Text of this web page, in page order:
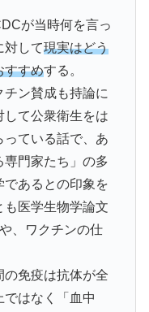
が当時何を言っ
対して現実はどう
すすめする。
ン賛成も持論に
て公衆衛生をは
っている話で、あ
専門家たち」の多
であるとの印象を
医学生物学論文
、ワクチンの仕
免疫は抗体が全
はなく「血中